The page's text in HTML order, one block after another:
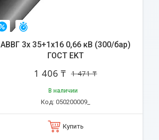
–4%
АВВГ 3х 35+1х16 0,66 кВ (300/бар)
ГОСТ EKT
1 471 ₸
1 406 ₸
В наличии
050200009_
Купить